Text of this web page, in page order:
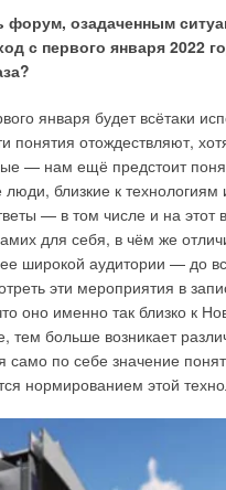
форум, озадаченным
с первого января 2022
января будет всётаки
понятия отождествляют,
— нам ещё предстоит
близкие к
— в том числе и на этот
для себя, в чём же
широкой аудитории — до
эти мероприятия в
оно именно так близко к
больше возникает
само по себе значение
нормированием этой
проекта в сервисе
Ошибки выявляются на
становятся
решений.
участников проектно-
информация, которая
и вносить изменения в ту
процесса
которые должны
в чьих это компетенциях
ГК «ФСК» включает в себя